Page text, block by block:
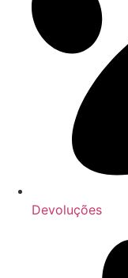
Devoluções